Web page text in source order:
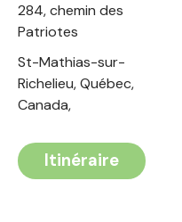
284, chemin des
Patriotes
St-Mathias-sur-
Richelieu, Québec,
Canada,
Itinéraire